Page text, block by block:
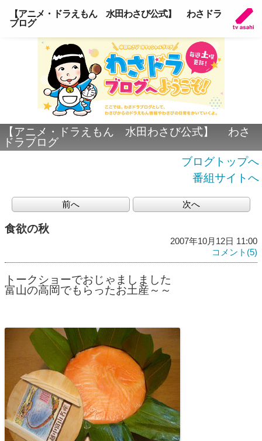
【アニメ・ドラえもん 水田わさび公式】 わさドラ
ブログ
【アニメ・ドラえもん 水田わさび公式】 わさ
ドラブログ
ブログトップへ
番組サイトへ
前へ 次へ
食欲の秋
2007年10月12日 11:00
コメント(5)
トークショーでおじゃましました
富山の高岡でもらったお土産～～